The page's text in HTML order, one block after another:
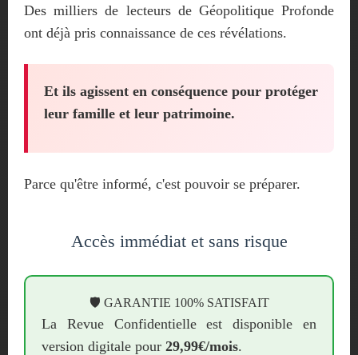
Des milliers de lecteurs de Géopolitique Profonde
ont déjà pris connaissance de ces révélations.
Et ils agissent en conséquence pour protéger
leur famille et leur patrimoine.
Parce qu'être informé, c'est pouvoir se préparer.
Accès immédiat et sans risque
🛡️ GARANTIE 100% SATISFAIT
La Revue Confidentielle est disponible en
version digitale pour 29,99€/mois.